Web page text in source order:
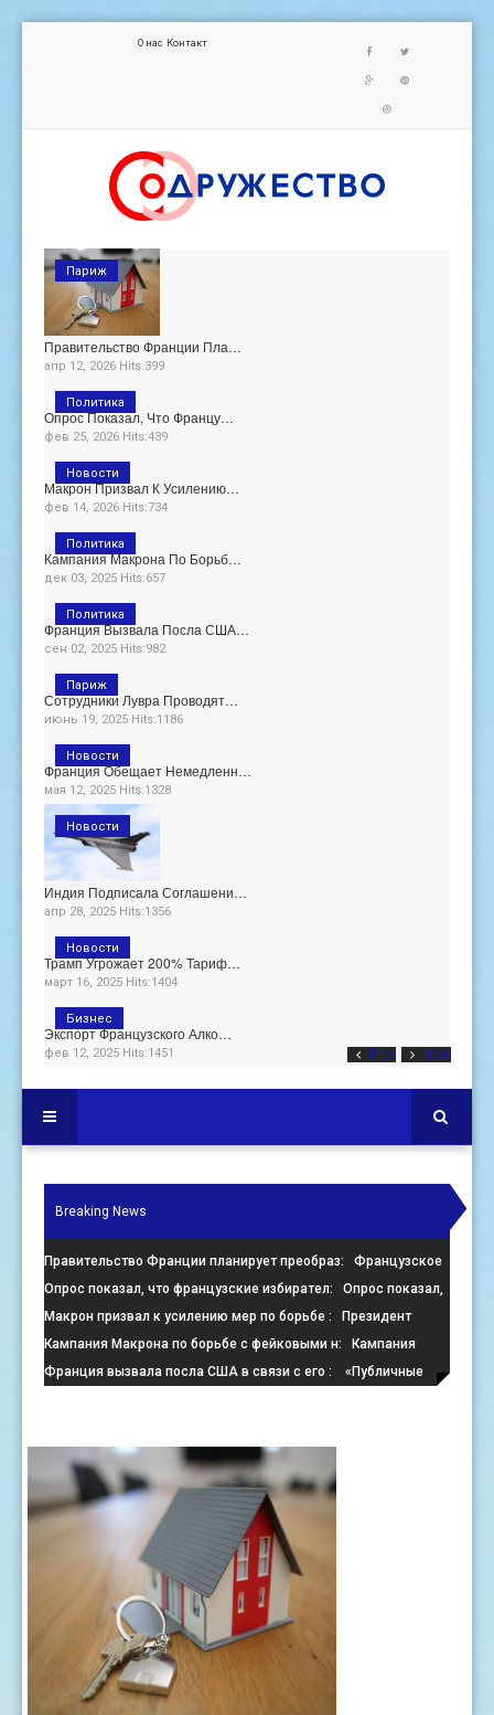
О нас Контакт
Prev Next
Правительство Франции Пла…
апр 12, 2026 Hits:399
Париж
Опрос Показал, Что Францу…
фев 25, 2026 Hits:439
Политика
Макрон Призвал К Усилению…
фев 14, 2026 Hits:734
Новости
Кампания Макрона По Борьб…
дек 03, 2025 Hits:657
Политика
Франция Вызвала Посла США…
сен 02, 2025 Hits:982
Политика
Сотрудники Лувра Проводят…
июнь 19, 2025 Hits:1186
Париж
Франция Обещает Немедленн…
мая 12, 2025 Hits:1328
Новости
Индия Подписала Соглашени…
апр 28, 2025 Hits:1356
Новости
Трамп Угрожает 200% Тариф…
март 16, 2025 Hits:1404
Новости
Экспорт Французского Алко…
фев 12, 2025 Hits:1451
Бизнес
Breaking News
Правительство Франции планирует преобраз: Французское
правительство настаивает на преобразовании пустующих оф
Опрос показал, что французские избирател: Опрос показал,
что французские избиратели больше стремятся помешать
Макрон призвал к усилению мер по борьбе : Президент
Франции Эммануэль Макрон призвал к активизации усилий
по
Кампания Макрона по борьбе с фейковыми н: Кампания
президента Франции Эмманюэля Макрона по борьбе с
Франция вызвала посла США в связи с его : «Публичные